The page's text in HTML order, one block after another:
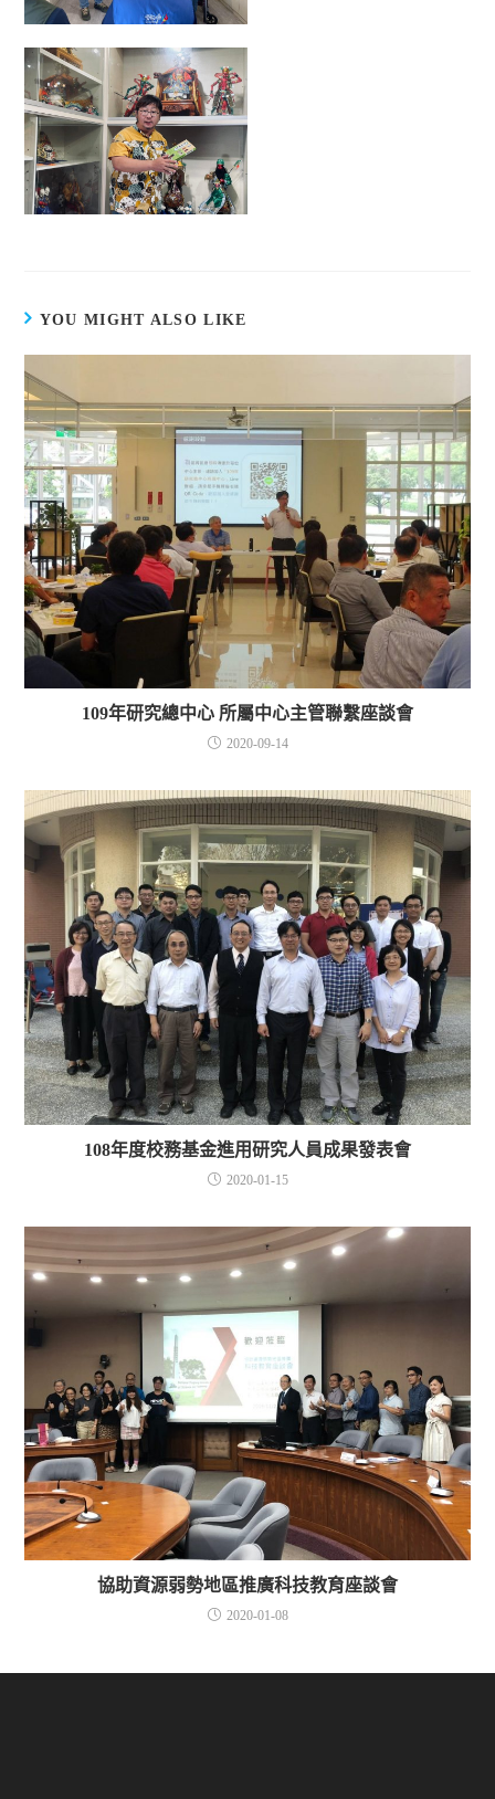
YOU MIGHT ALSO LIKE
109年研究總中心 所屬中心主管聯繫座談會
2020-09-14
108年度校務基金進用研究人員成果發表會
2020-01-15
協助資源弱勢地區推廣科技教育座談會
2020-01-08